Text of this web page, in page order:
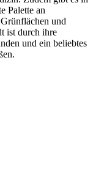
Palette an
und
ist durch ihre
und ein beliebtes